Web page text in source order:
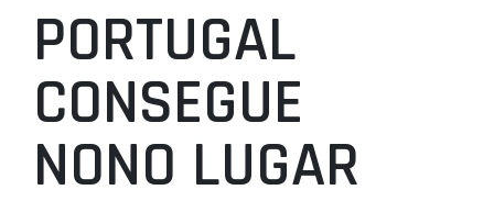
ÚLTIMAS
COMPETIÇÕES
ASSOCIAÇÕES
CLUBES
AGENTES
PORTUGAL
CONSEGUE
NONO LUGAR